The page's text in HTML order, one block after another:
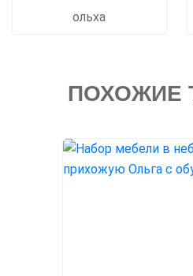
ольха
ПОХОЖИЕ